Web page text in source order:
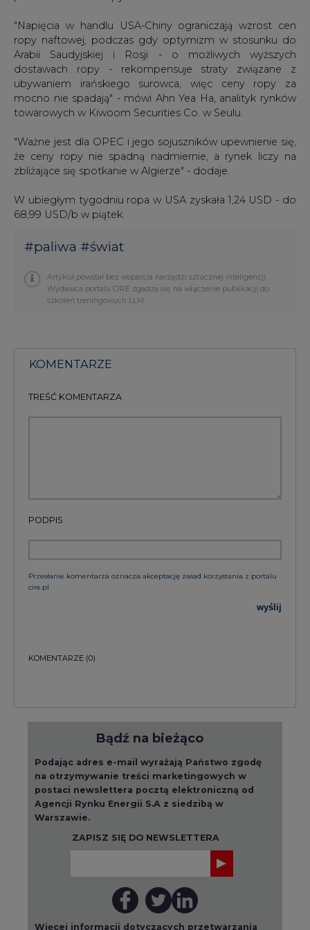
"Napięcia w handlu USA-Chiny ograniczają wzrost cen
ropy naftowej, podczas gdy optymizm w stosunku do
Arabii Saudyjskiej i Rosji - o możliwych wyższych
dostawach ropy - rekompensuje straty związane z
ubywaniem irańskiego surowca, więc ceny ropy za
mocno nie spadają" - mówi Ahn Yea Ha, analityk rynków
towarowych w Kiwoom Securities Co. w Seulu.
"Ważne jest dla OPEC i jego sojuszników upewnienie się,
że ceny ropy nie spadną nadmiernie, a rynek liczy na
zbliżające się spotkanie w Algierze" - dodaje.
W ubiegłym tygodniu ropa w USA zyskała 1,24 USD - do
68,99 USD/b w piątek.
#paliwa #świat
Artykuł powstał bez wsparcia narzędzi sztucznej inteligencji.
Wydawca portalu CIRE zgadza się na włączenie publikacji do
szkoleń treningowych LLM.
KOMENTARZE
TREŚĆ KOMENTARZA
PODPIS
Przesłanie komentarza oznacza akceptację zasad korzystania z portalu
cire.pl
wyślij
KOMENTARZE (0)
Bądź na bieżąco
Podając adres e-mail wyrażają Państwo zgodę
na otrzymywanie treści marketingowych w
postaci newslettera pocztą elektroniczną od
Agencji Rynku Energii S.A z siedzibą w
Warszawie.
ZAPISZ SIĘ DO NEWSLETTERA
Więcej informacji dotyczących przetwarzania